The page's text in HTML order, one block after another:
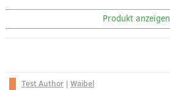
Produkt anzeigen
Test Author| Waibel